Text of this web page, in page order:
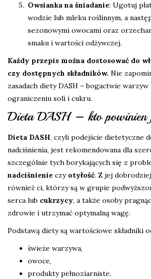
Owsianka na śniadanie: Ugotuj
wodzie lub mleku roślinnym, a
sezonowymi owocami oraz
smaku i wartości odżywczej.
Każdy przepis można dostosować do
czy dostępnych składników. Nie
zasadach diety DASH – bogactwie
ograniczeniu soli i cukru.
Dieta DASH – kto powinien
Dieta DASH, czyli podejście dietetyczne
nadciśnienia, jest rekomendowana dla
szczególnie tych borykających się z
nadciśnienie czy otyłość. Z jej
również ci, którzy są w grupie
serca lub cukrzycy, a także osoby
zdrowie i utrzymać optymalną wagę.
Podstawą diety są wartościowe składniki
świeże warzywa,
owoce,
produkty pełnoziarniste.